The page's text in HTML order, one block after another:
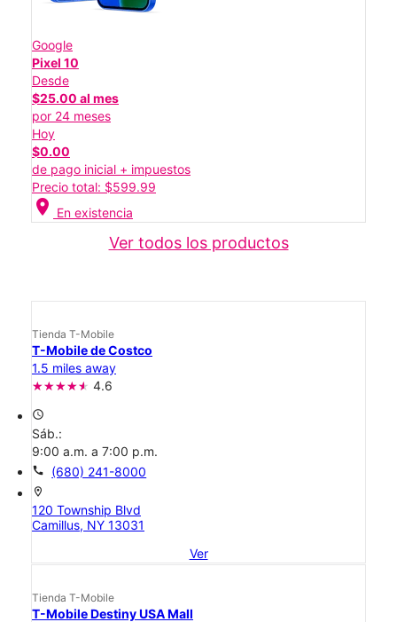
Google
Pixel 10
Desde
$25.00 al mes
por 24 meses
Hoy
$0.00
de pago inicial + impuestos
Precio total: $599.99
location_on En existencia
Ver todos los productos
Tienda T-Mobile
T-Mobile de Costco
1.5 miles away
4.6
access_time
Sáb.:
9:00 a.m. a 7:00 p.m.
call (680) 241-8000
location_on
120 Township Blvd
Camillus, NY 13031
Ver
Tienda T-Mobile
T-Mobile Destiny USA Mall